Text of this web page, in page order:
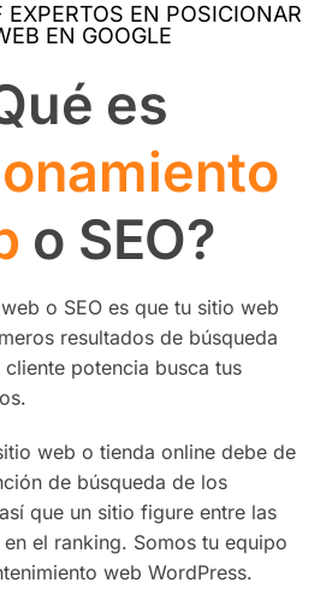
EXPERTOS EN POSICIONAR
EN GOOGLE
es
o SEO?
o SEO es que tu sitio web
resultados de búsqueda
potencia busca tus
web o tienda online debe de
de búsqueda de los
que un sitio figure entre las
el ranking. Somos tu equipo
web WordPress.